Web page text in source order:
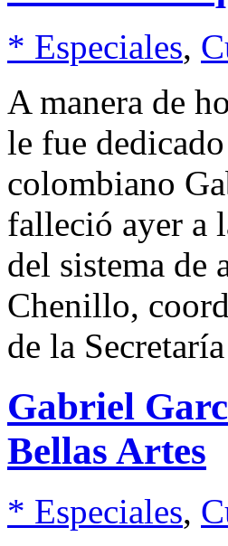
* Especiales,
A manera de
le fue
colombiano
falleció ayer a
del sistema
Chenillo,
de la
Gabriel
Bellas Artes
* Especiales,